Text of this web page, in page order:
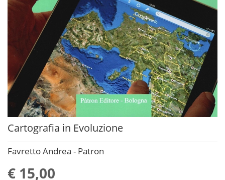
Cartografia in Evoluzione
Favretto Andrea - Patron
€ 15,00